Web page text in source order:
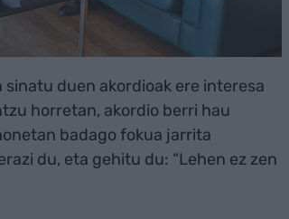
duen akordioak ere interesa
horretan, akordio berri hau
badago fokua jarrita
du, eta gehitu du: “Lehen ez zen